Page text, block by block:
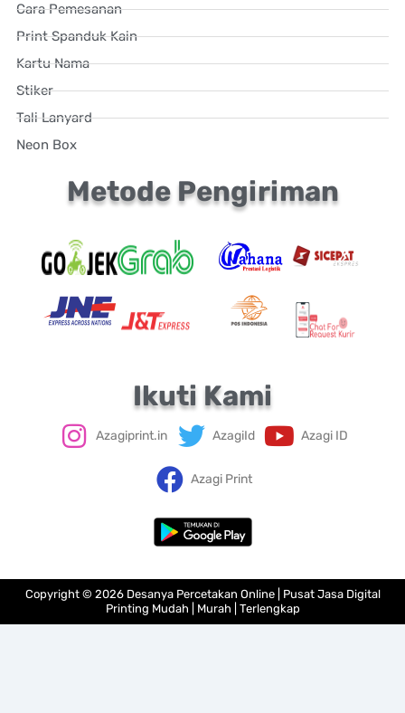
Cara Pemesanan
Print Spanduk Kain
Kartu Nama
Stiker
Tali Lanyard
Neon Box
Metode Pengiriman
Ikuti Kami
Azagiprint.in AzagiId Azagi ID
Azagi Print
Copyright © 2026 Desanya Percetakan Online | Pusat Jasa Digital
Printing Mudah | Murah | Terlengkap